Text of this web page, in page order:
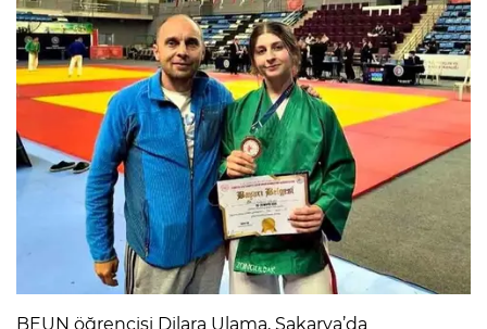
BEUN öğrencisi Dilara Ulama, Sakarya’da